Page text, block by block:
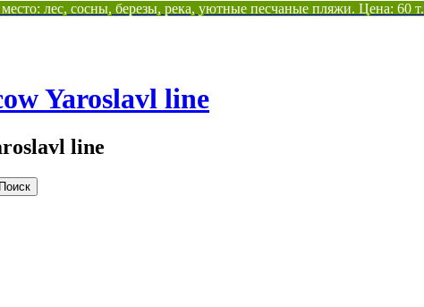
лес, сосны, березы, река, уютные песчаные пляжи. Цена: 60 т.
line